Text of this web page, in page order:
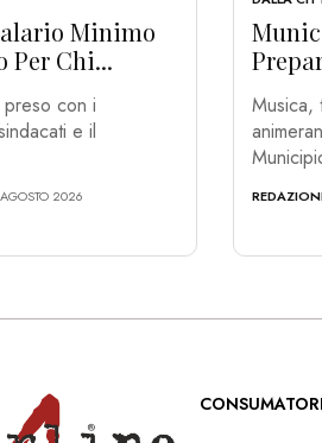
Minimo
Per Chi...
con i
e il
2026
Musica,
CONSUMATORI